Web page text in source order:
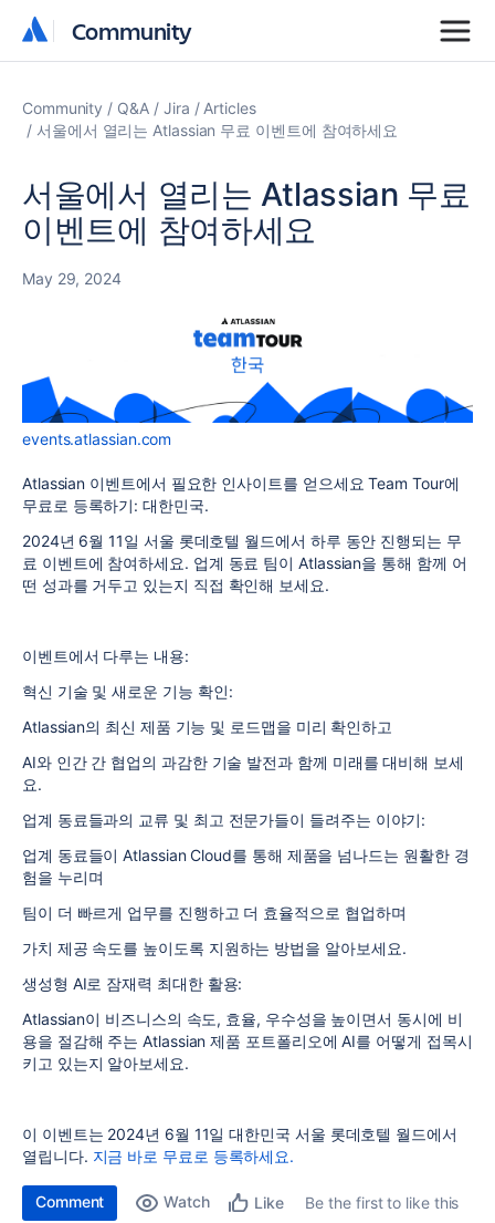
Community
Community
Community Q&A Jira
Articles
서울에서 열리는 Atlassian 무료 이벤트에 참여하세요
서울에서 열리는 Atlassian 무료
이벤트에 참여하세요
May 29, 2024
events.atlassian.com
Atlassian 이벤트에서 필요한 인사이트를 얻으세요 Team Tour에
무료로 등록하기: 대한민국.
2024년 6월 11일 서울 롯데호텔 월드에서 하루 동안 진행되는 무
료 이벤트에 참여하세요. 업계 동료 팀이 Atlassian을 통해 함께 어
떤 성과를 거두고 있는지 직접 확인해 보세요.
이벤트에서 다루는 내용:
혁신 기술 및 새로운 기능 확인:
Atlassian의 최신 제품 기능 및 로드맵을 미리 확인하고
AI와 인간 간 협업의 과감한 기술 발전과 함께 미래를 대비해 보세
요.
업계 동료들과의 교류 및 최고 전문가들이 들려주는 이야기:
업계 동료들이 Atlassian Cloud를 통해 제품을 넘나드는 원활한 경
험을 누리며
팀이 더 빠르게 업무를 진행하고 더 효율적으로 협업하며
가치 제공 속도를 높이도록 지원하는 방법을 알아보세요.
생성형 AI로 잠재력 최대한 활용:
Atlassian이 비즈니스의 속도, 효율, 우수성을 높이면서 동시에 비
용을 절감해 주는 Atlassian 제품 포트폴리오에 AI를 어떻게 접목시
키고 있는지 알아보세요.
이 이벤트는 2024년 6월 11일 대한민국 서울 롯데호텔 월드에서
열립니다. 지금 바로 무료로 등록하세요.
Comment Watch Like
Be the first to like this